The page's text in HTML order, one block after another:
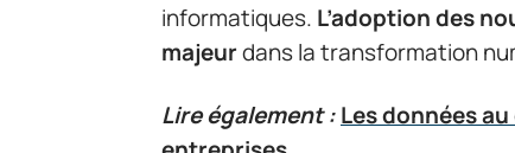
informatiques. L’adoption des
majeurdans la transformation
Lire également :Les données